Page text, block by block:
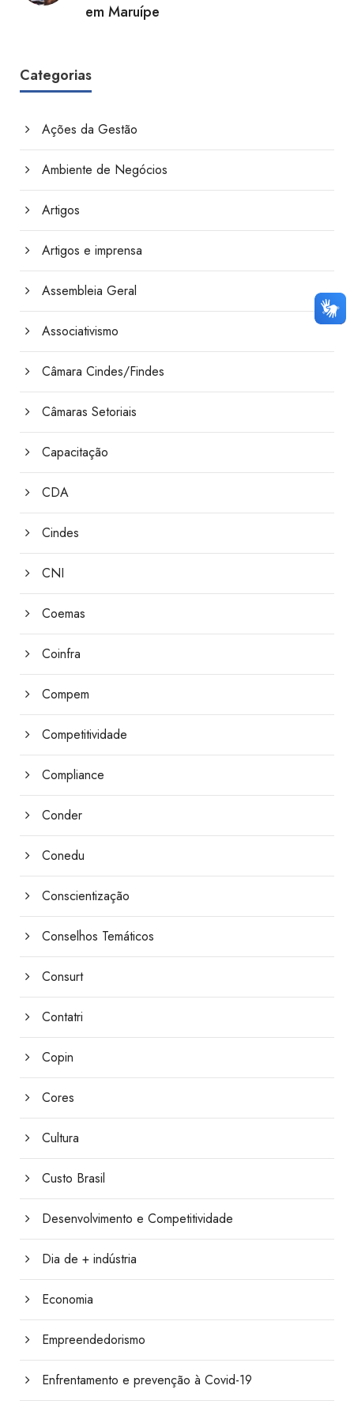
em Maruípe
Categorias
Ações da Gestão
Ambiente de Negócios
Artigos
Artigos e imprensa
Assembleia Geral
Associativismo
Câmara Cindes/Findes
Câmaras Setoriais
Capacitação
CDA
Cindes
CNI
Coemas
Coinfra
Compem
Competitividade
Compliance
Conder
Conedu
Conscientização
Conselhos Temáticos
Consurt
Contatri
Copin
Cores
Cultura
Custo Brasil
Desenvolvimento e Competitividade
Dia de + indústria
Economia
Empreendedorismo
Enfrentamento e prevenção à Covid-19